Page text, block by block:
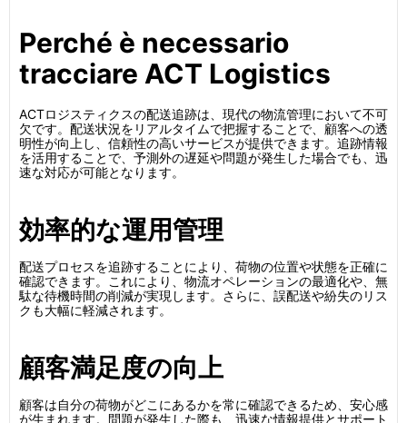
Perché è necessario
tracciare ACT Logistics
ACTロジスティクスの配送追跡は、現代の物流管理において不可
欠です。配送状況をリアルタイムで把握することで、顧客への透
明性が向上し、信頼性の高いサービスが提供できます。追跡情報
を活用することで、予測外の遅延や問題が発生した場合でも、迅
速な対応が可能となります。
効率的な運用管理
配送プロセスを追跡することにより、荷物の位置や状態を正確に
確認できます。これにより、物流オペレーションの最適化や、無
駄な待機時間の削減が実現します。さらに、誤配送や紛失のリス
クも大幅に軽減されます。
顧客満足度の向上
顧客は自分の荷物がどこにあるかを常に確認できるため、安心感
が生まれます。問題が発生した際も、迅速な情報提供とサポート